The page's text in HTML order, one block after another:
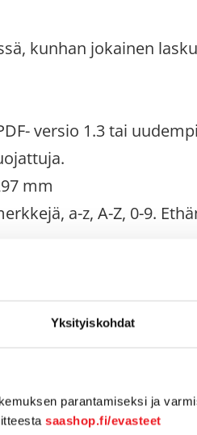
Yksityiskohdat
parantamiseksi ja
saashop.fi/evasteet
kunhan jokainen
versio 1.3 tai
mm
a-z, A-Z, 0-9.
lasku voidaan välittää